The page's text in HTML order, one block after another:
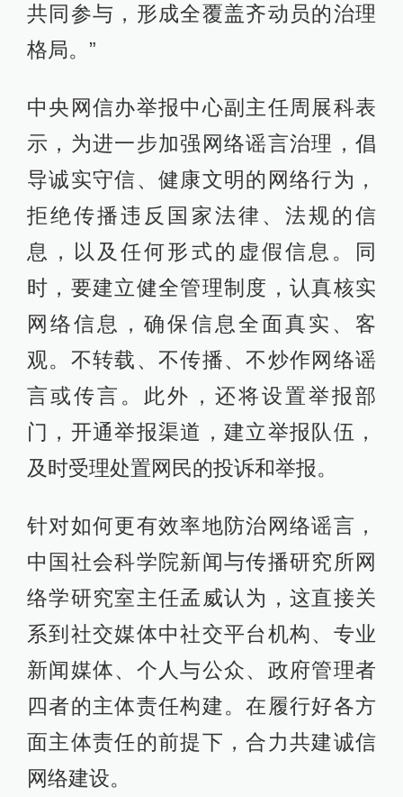
共同参与，形成全覆盖齐动员的治理
格局。”
中央网信办举报中心副主任周展科表
示，为进一步加强网络谣言治理，倡
导诚实守信、健康文明的网络行为，
拒绝传播违反国家法律、法规的信
息，以及任何形式的虚假信息。同
时，要建立健全管理制度，认真核实
网络信息，确保信息全面真实、客
观。不转载、不传播、不炒作网络谣
言或传言。此外，还将设置举报部
门，开通举报渠道，建立举报队伍，
及时受理处置网民的投诉和举报。
针对如何更有效率地防治网络谣言，
中国社会科学院新闻与传播研究所网
络学研究室主任孟威认为，这直接关
系到社交媒体中社交平台机构、专业
新闻媒体、个人与公众、政府管理者
四者的主体责任构建。在履行好各方
面主体责任的前提下，合力共建诚信
网络建设。